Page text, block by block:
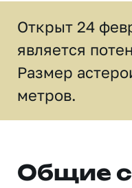
Открыт 24
является
Размер
метров.
Общие